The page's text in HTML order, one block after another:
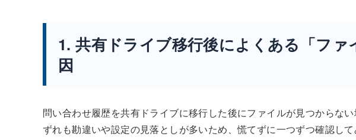
1. 共有ドライブ移行後によくある「フ
因
問い合わせ履歴を共有ドライブに移行した後にファイルが見つからな
ずれも勘違いや設定の見落としが多いため、慌てずに一つずつ確認して